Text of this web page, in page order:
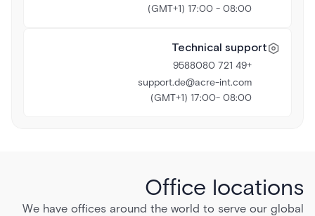
08:00 - 17:00 (GMT+1)
Technical support
+49 721 9588080
support.de@acre-int.com
08:00 -17:00 (GMT+1)
Office locations
We have offices around the world to serve our global